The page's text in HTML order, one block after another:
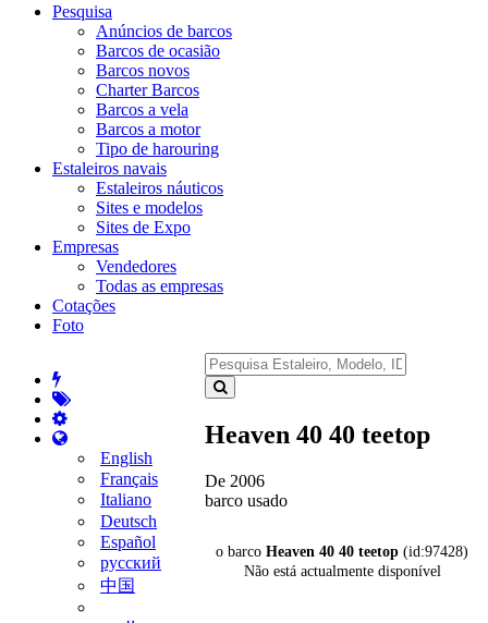
Pesquisa
Anúncios de barcos
Barcos de ocasião
Barcos novos
Charter Barcos
Barcos a vela
Barcos a motor
Tipo de harouring
Estaleiros navais
Estaleiros náuticos
Sites e modelos
Sites de Expo
Empresas
Vendedores
Todas as empresas
Cotações
Foto
English
Français
Italiano
Deutsch
Español
русский
中国
Heaven 40 40 teetop
De 2006
barco usado
o barco Heaven 40 40 teetop (id:97428)
Não está actualmente disponível